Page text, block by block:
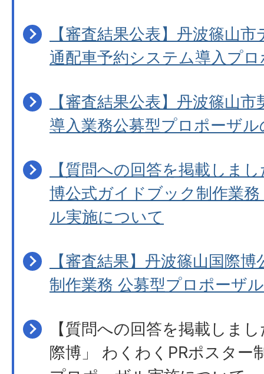
【審査結果公表】丹波篠山
通配車予約システム導入プ
【審査結果公表】丹波篠山
導入業務公募型プロポーザル
【質問への回答を掲載しま
博公式ガイドブック制作業
ル実施について
【審査結果】丹波篠山国際
制作業務 公募型プロポーザル
【質問への回答を掲載しま
際博」 わくわくPRポスター